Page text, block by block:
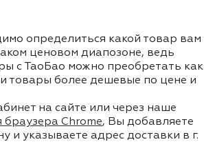
определиться какой товар вам
ценовом диапозоне, ведь
с ТаоБао можно преобретать как
товары более дешевые по цене и
на сайте или через наше
Chrome, Вы добавляете
и указываете адрес доставки в г.